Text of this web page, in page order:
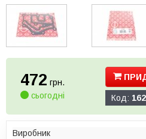
472 грн.
сьогодні
Код:
Виробник